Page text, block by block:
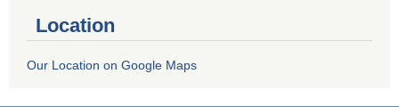
Location
Our Location on Google Maps